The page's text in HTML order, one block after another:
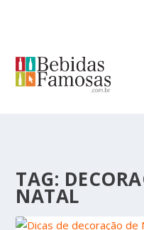
TAG:
NATAL